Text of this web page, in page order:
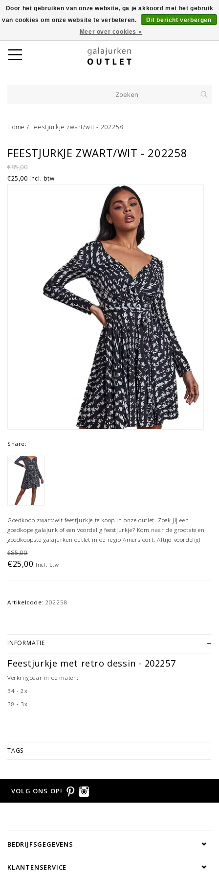
Home / Feestjurkje zwart/wit - 202258
FEESTJURKJE ZWART/WIT - 202258
€85,00
€25,00 Incl. btw
Share:
Goedkoop zwart/wit feestjurkje te koop in onze outlet. Zoek jij een
goedkope galajurk of een voordelig feestjurkje? Kom naar de grootste en
goedkoopste galajurken outlet in de regio Amersfoort. Altijd voordelig!
€85,00
€25,00 Incl. btw
Artikelcode: 202258
INFORMATIE
Feestjurkje met retro dessin - 202257
Verkrijgbaar in de maten:
34 - 2x
38 - 3x
TAGS
VOLG ONS OP!
BEDRIJFSGEGEVENS
KLANTENSERVICE
Door het gebruiken van onze website, ga je akkoord met het gebruik
van cookies om onze website te verbeteren.
Dit bericht verbergen
Meer over cookies »